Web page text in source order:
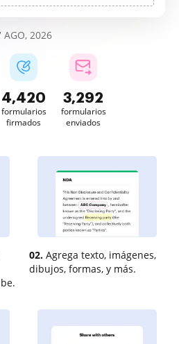
AGO, 2026
4,420
formularios
firmados
3,292
formularios
enviados
02. Agrega texto, imágenes,
dibujos, formas, y más.